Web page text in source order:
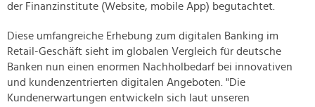
der Finanzinstitute (Website, mobile App) begutachtet.
Diese umfangreiche Erhebung zum digitalen Banking im
Retail-Geschäft sieht im globalen Vergleich für deutsche
Banken nun einen enormen Nachholbedarf bei innovativen
und kundenzentrierten digitalen Angeboten. "Die
Kundenerwartungen entwickeln sich laut unseren